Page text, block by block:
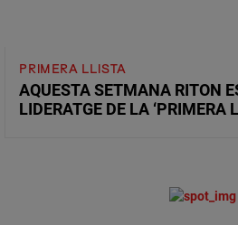
PRIMERA LLISTA
AQUESTA SETMANA RITON
LIDERATGE DE LA ‘PRIMERA